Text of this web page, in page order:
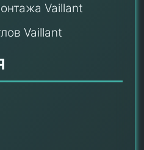
Vaillant
Vaillant